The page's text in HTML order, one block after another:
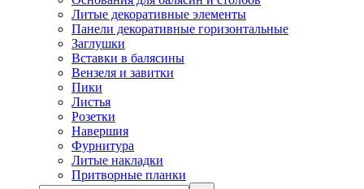
Литые декоративные элементы
Панели декоративные горизонтальные
Заглушки
Вставки в балясины
Вензеля и завитки
Пики
Листья
Розетки
Навершия
Фурнитура
Литые накладки
Притворные планки